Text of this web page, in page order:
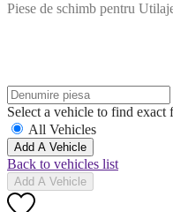
Piese de schimb pentru
Select a vehicle to find exact
All Vehicles
Add A Vehicle
Back to vehicles list
Add A Vehicle